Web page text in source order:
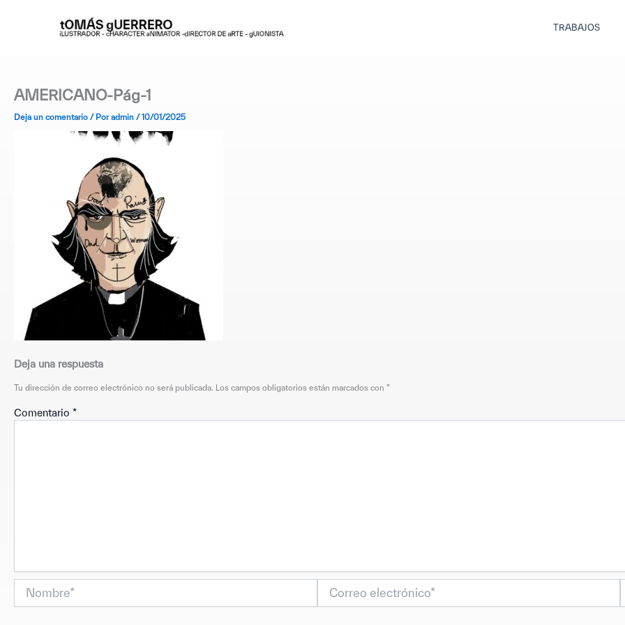
TRABAJOS
AMERICANO-Pág-1
Deja un comentario / Poradmin /10/01/2025
Deja una respuesta
Tu dirección de correo electrónico no será publicada. Los campos obligatorios están marcados con *
Comentario *
electrónico*